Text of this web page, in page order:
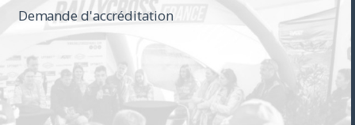
Demande d'accréditation